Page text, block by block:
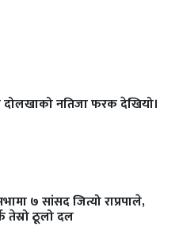
दोलखाको नतिजा फरक देखियो।
७ सांसद जित्यो राप्रपाले,
तेस्रो ठूलो दल